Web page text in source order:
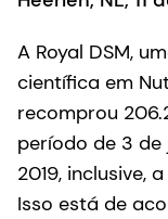
A Royal DSM,
científica em
recomprou
período de 3 de
2019, inclusive,
Isso está de